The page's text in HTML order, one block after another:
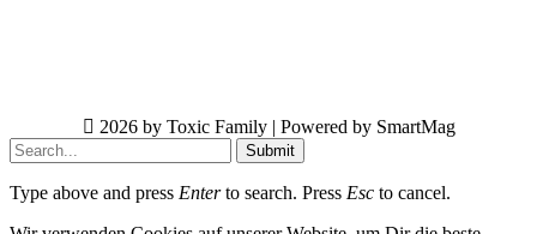
2026 by Toxic Family | Powered by SmartMag
Submit
Type above and press Enterto search. Press Esc to cancel.